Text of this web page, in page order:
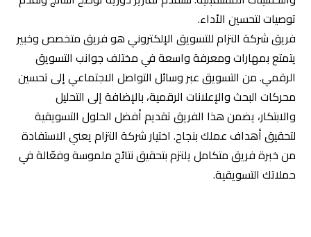
استراتيجية تسويقية: 6 خطوات عملية
لبنائها من الصفر
نمو الأعمال الرقمي